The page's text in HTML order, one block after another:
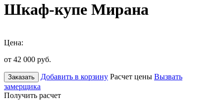
Шкаф-купе Мирана
Цена:
от 42 000 руб.
Заказать Добавить в корзину Расчет цены Вызвать
замерщика
Получить расчет